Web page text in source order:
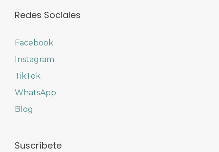
Redes Sociales
Facebook
Instagram
TikTok
WhatsApp
Blog
Suscríbete